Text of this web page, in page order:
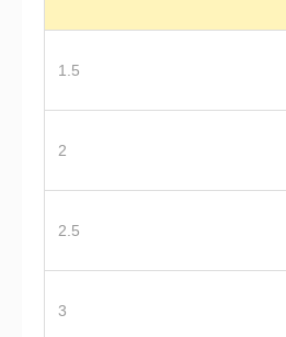
1.5
2
2.5
3